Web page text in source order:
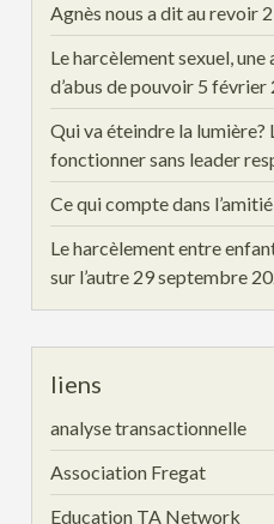
Agnès nous a dit au revoir
Le harcèlement sexuel,
d’abus de pouvoir 5 février
Qui va éteindre la lumière?
fonctionner sans leader
Ce qui compte dans l’amitié
Le harcèlement entre
sur l’autre 29 septembre
liens
analyse transactionnelle
Association Fregat
Education TA Network